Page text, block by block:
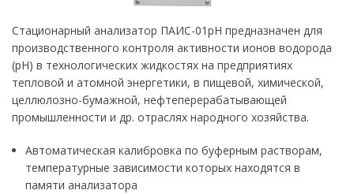
Стационарный анализатор ПАИС-01рН предназначен для
производственного контроля активности ионов водорода
(рН) в технологических жидкостях на предприятиях
тепловой и атомной энергетики, в пищевой, химической,
целлюлозно-бумажной, нефтеперерабатывающей
промышленности и др. отраслях народного хозяйства.
Автоматическая калибровка по буферным растворам,
температурные зависимости которых находятся в
памяти анализатора